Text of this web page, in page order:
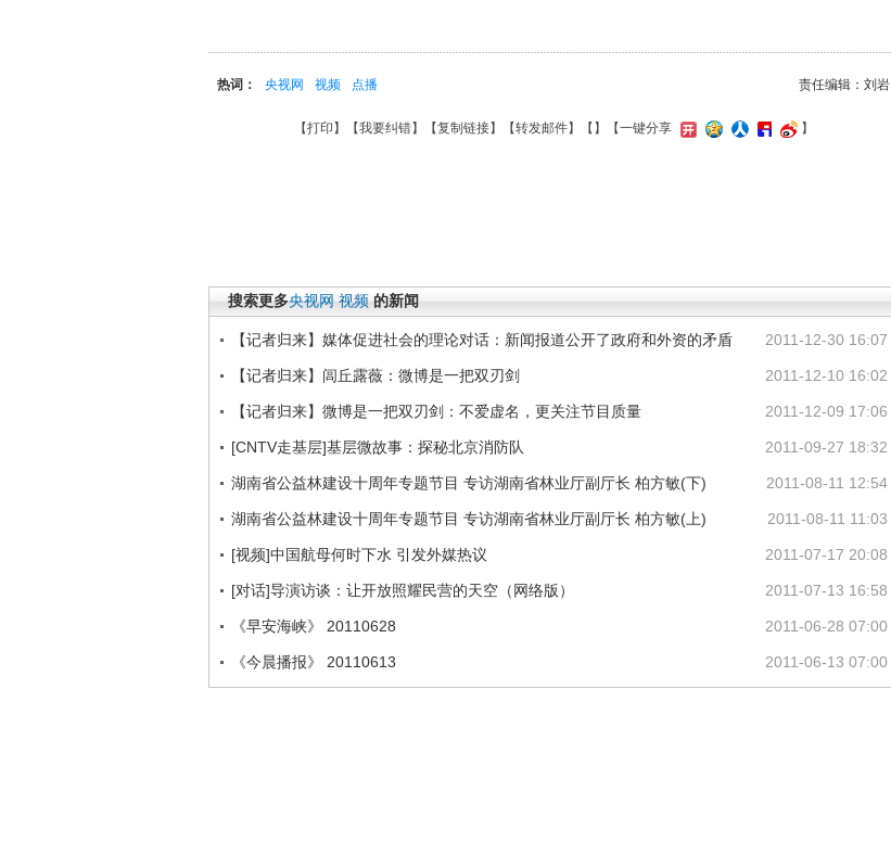
责任编辑：刘岩
热词： 央视网 视频 点播
【打印 】【我要纠错】【复制链接】【转发邮件】【 】 【一键分享 】
搜索更多央视网 视频 的新闻
2011-12-30 16:07
【记者归来】媒体促进社会的理论对话：新闻报道公开了政府和外资的矛盾
2011-12-10 16:02
【记者归来】闾丘露薇：微博是一把双刃剑
2011-12-09 17:06
【记者归来】微博是一把双刃剑：不爱虚名，更关注节目质量
2011-09-27 18:32
[CNTV走基层]基层微故事：探秘北京消防队
2011-08-11 12:54
湖南省公益林建设十周年专题节目 专访湖南省林业厅副厅长 柏方敏(下)
2011-08-11 11:03
湖南省公益林建设十周年专题节目 专访湖南省林业厅副厅长 柏方敏(上)
2011-07-17 20:08
[视频]中国航母何时下水 引发外媒热议
2011-07-13 16:58
[对话]导演访谈：让开放照耀民营的天空（网络版）
2011-06-28 07:00
《早安海峡》 20110628
2011-06-13 07:00
《今晨播报》 20110613